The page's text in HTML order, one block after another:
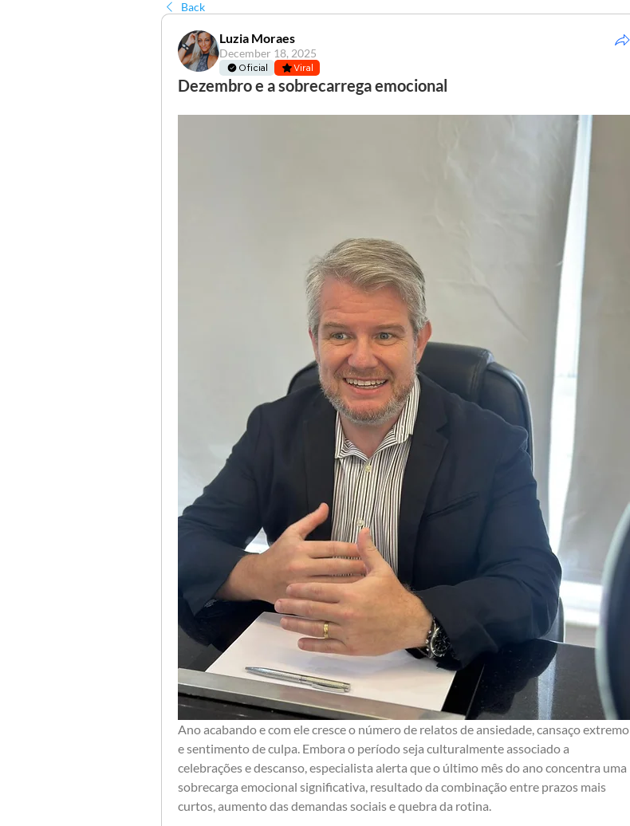
Back
Luzia Moraes
December 18, 2025
Oficial Viral
Dezembro e a sobrecarrega emocional
Ano acabando e com ele cresce o número de relatos de ansiedade, cansaço extremo
e sentimento de culpa. Embora o período seja culturalmente associado a
celebrações e descanso, especialista alerta que o último mês do ano concentra uma
sobrecarga emocional significativa, resultado da combinação entre prazos mais
curtos, aumento das demandas sociais e quebra da rotina.